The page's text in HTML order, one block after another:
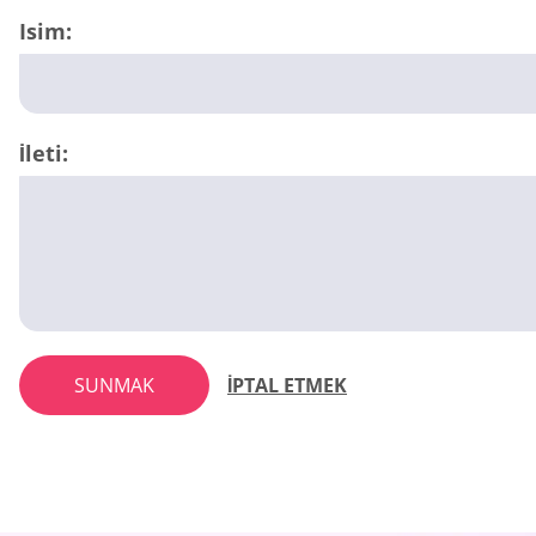
Isim:
İleti:
SUNMAK İPTAL ETMEK